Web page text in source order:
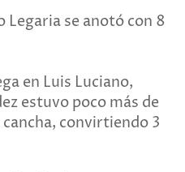
Legaria se anotó con 8
en Luis Luciano,
estuvo poco más de
convirtiendo 3